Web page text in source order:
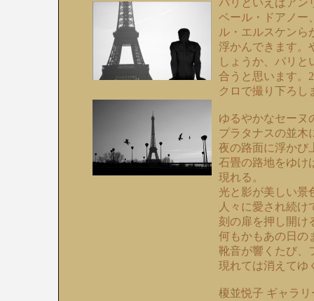
パリといえばアン
ベール・ドアノー
ル・エルスケンら
浮かんできます。
しょうか、パリと
合うと思います。
クロで撮り下ろし
ゆるやかなセーヌ
プラタナスの並木
夜の路面に浮かび
石畳の路地をゆけ
現れる。
光と影が美しい景
人々に愛され続け
刻の扉を押し開け
何もかもあの日の
靴音が響くたび、
現れては消えてゆ
榎並悦子 ギャラリ